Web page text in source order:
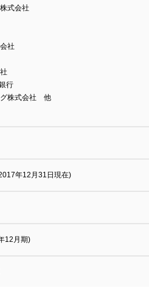
式会社
社
行
グ株式会社 他
年12月31日現在)
12月期)